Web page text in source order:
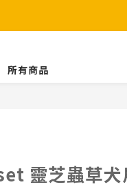
所有商品
靈芝蟲草犬